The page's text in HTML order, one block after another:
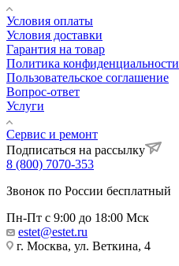
Условия оплаты
Условия доставки
Гарантия на товар
Политика конфиденциальности
Пользовательское соглашение
Вопрос-ответ
Услуги
Сервис и ремонт
Подписаться на рассылку
8 (800) 7070-353
Звонок по России бесплатный
Пн-Пт с 9:00 до 18:00 Мск
estet@estet.ru
г. Москва, ул. Веткина, 4